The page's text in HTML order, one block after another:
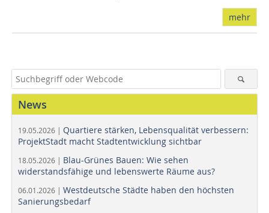
mehr
News
19.05.2026 | Quartiere stärken, Lebensqualität verbessern:
ProjektStadt macht Stadtentwicklung sichtbar
18.05.2026 | Blau-Grünes Bauen: Wie sehen
widerstandsfähige und lebenswerte Räume aus?
06.01.2026 | Westdeutsche Städte haben den höchsten
Sanierungsbedarf